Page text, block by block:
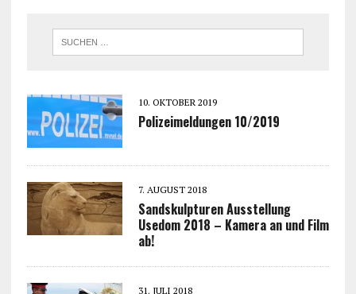
10. OKTOBER 2019
Polizeimeldungen 10/2019
7. AUGUST 2018
Sandskulpturen Ausstellung
Usedom 2018 – Kamera an und Film
ab!
31. JULI 2018